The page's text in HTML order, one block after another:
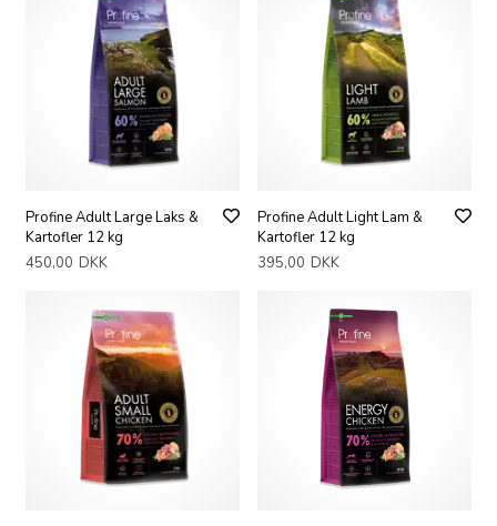
Profine Adult Large Laks &
Kartofler 12 kg
450,00 DKK
Profine Adult Light Lam &
Kartofler 12 kg
395,00 DKK